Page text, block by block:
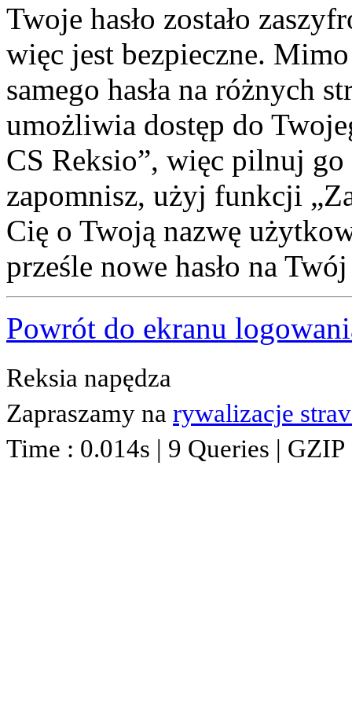
Twoje hasło zostało
więc jest bezpieczne.
samego hasła na różnych
umożliwia dostęp do
CS Reksio”, więc pilnuj
zapomnisz, użyj funkcji
Cię o Twoją nazwę
prześle nowe hasło na
Powrót do ekranu
Reksia napędza
Zapraszamy na rywalizacje
Time : 0.014s | 9 Queries |